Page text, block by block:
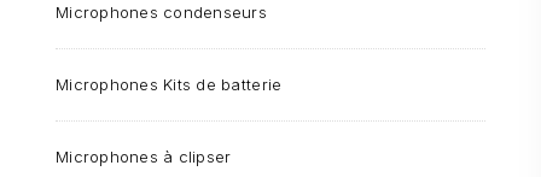
Microphones condenseurs
Microphones Kits de batterie
Microphones à clipser